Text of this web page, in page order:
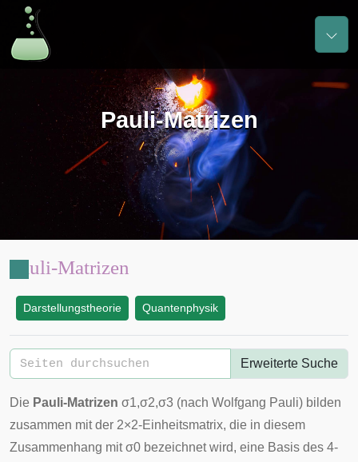
Pauli-Matrizen
Pauli-Matrizen
Darstellungstheorie Quantenphysik
Erweiterte Suche
Die Pauli-Matrizen σ1,σ2,σ3 (nach Wolfgang Pauli) bilden
zusammen mit der 2×2-Einheitsmatrix, die in diesem
Zusammenhang mitσ0 bezeichnet wird, eine Basis des 4-